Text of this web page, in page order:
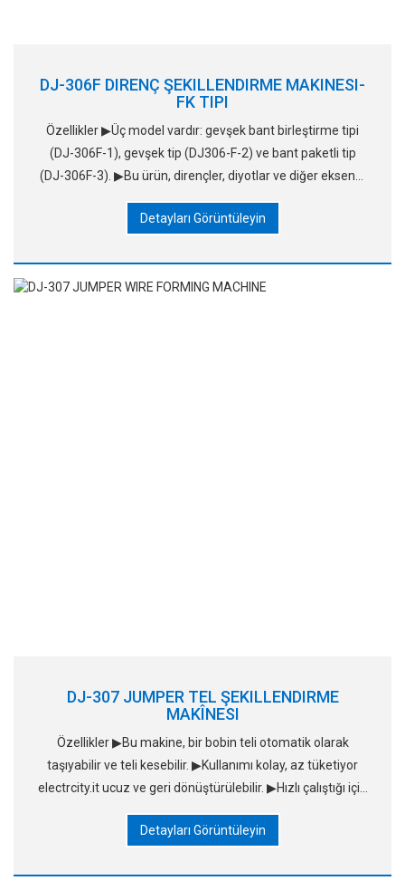
DJ-306F DIRENÇ ŞEKILLENDIRME MAKINESI-
FK TIPI
Özellikler ▶Üç model vardır: gevşek bant birleştirme tipi
(DJ-306F-1), gevşek tip (DJ306-F-2) ve bant paketli tip
(DJ-306F-3). ▶Bu ürün, dirençler, diyotlar ve diğer eksenal
Detayları Görüntüleyin
DJ-307 JUMPER TEL ŞEKILLENDIRME
MAKÎNESI
Özellikler ▶Bu makine, bir bobin teli otomatik olarak
taşıyabilir ve teli kesebilir. ▶Kullanımı kolay, az tüketiyor
electrcity.it ucuz ve geri dönüştürülebilir. ▶Hızlı çalıştığı için
Detayları Görüntüleyin